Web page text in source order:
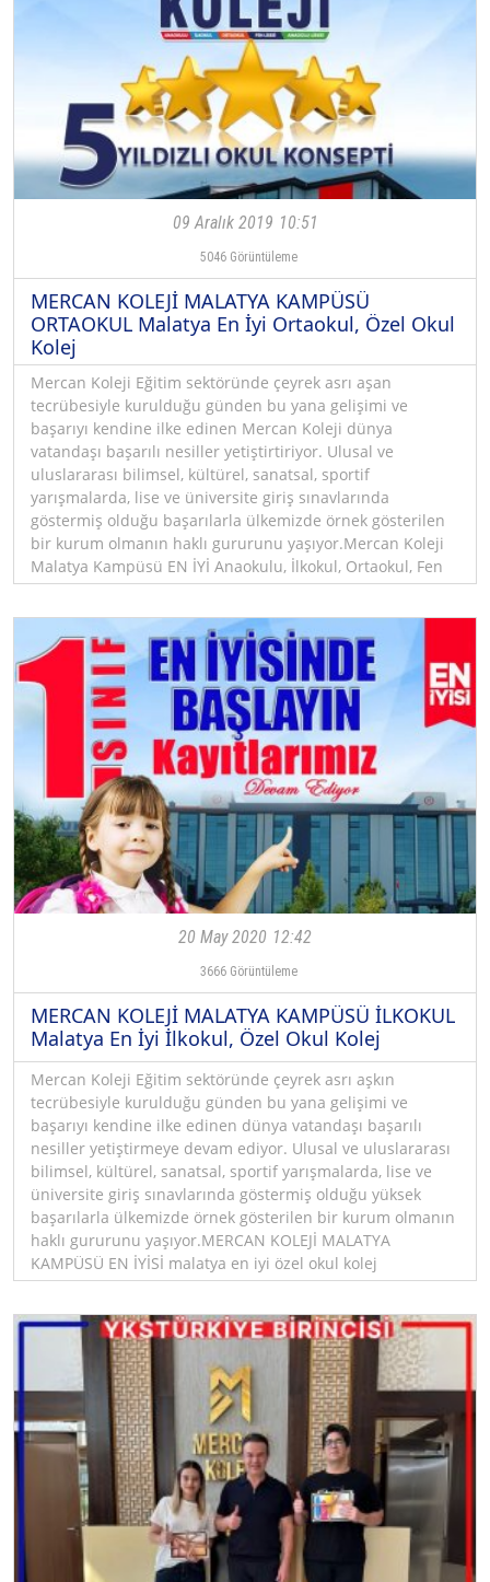
09 Aralık 2019 10:51
5046Görüntüleme
MERCAN KOLEJİ MALATYA KAMPÜSÜ
ORTAOKUL Malatya En İyi Ortaokul, Özel Okul
Kolej
Mercan Koleji Eğitim sektöründe çeyrek asrı aşan
tecrübesiyle kurulduğu günden bu yana gelişimi ve
başarıyı kendine ilke edinen Mercan Koleji dünya
vatandaşı başarılı nesiller yetiştirtiriyor. Ulusal ve
uluslararası bilimsel, kültürel, sanatsal, sportif
yarışmalarda, lise ve üniversite giriş sınavlarında
göstermiş olduğu başarılarla ülkemizde örnek gösterilen
bir kurum olmanın haklı gururunu yaşıyor.Mercan Koleji
Malatya Kampüsü EN İYİ Anaokulu, İlkokul, Ortaokul, Fen
Lisesi, Anadolu lisesi
20 May 2020 12:42
3666Görüntüleme
MERCAN KOLEJİ MALATYA KAMPÜSÜ İLKOKUL
Malatya En İyi İlkokul, Özel Okul Kolej
Mercan Koleji Eğitim sektöründe çeyrek asrı aşkın
tecrübesiyle kurulduğu günden bu yana gelişimi ve
başarıyı kendine ilke edinen dünya vatandaşı başarılı
nesiller yetiştirmeye devam ediyor. Ulusal ve uluslararası
bilimsel, kültürel, sanatsal, sportif yarışmalarda, lise ve
üniversite giriş sınavlarında göstermiş olduğu yüksek
başarılarla ülkemizde örnek gösterilen bir kurum olmanın
haklı gururunu yaşıyor.MERCAN KOLEJİ MALATYA
KAMPÜSÜ EN İYİSİ malatya en iyi özel okul kolej